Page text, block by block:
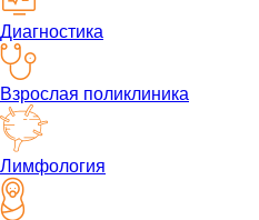
Диагностика
Взрослая поликлиника
Лимфология